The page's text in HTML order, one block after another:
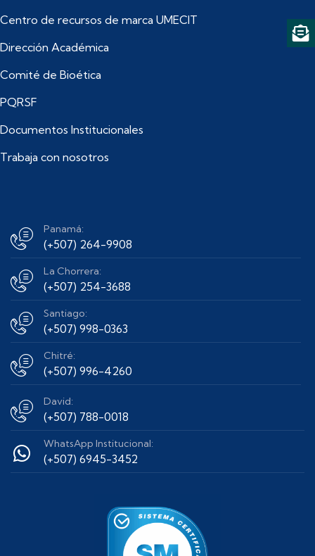
Centro de recursos de marca UMECIT
Dirección Académica
Comité de Bioética
PQRSF
Documentos Institucionales
Trabaja con nosotros
Panamá:
(+507) 264-9908
La Chorrera:
(+507) 254-3688
Santiago:
(+507) 998-0363
Chitré:
(+507) 996-4260
David:
(+507) 788-0018
WhatsApp Institucional:
(+507) 6945-3452